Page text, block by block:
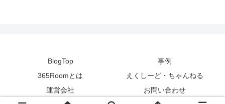
BlogTop
事例
365Roomとは
えくしーど・ちゃんねる
運営会社
お問い合わせ